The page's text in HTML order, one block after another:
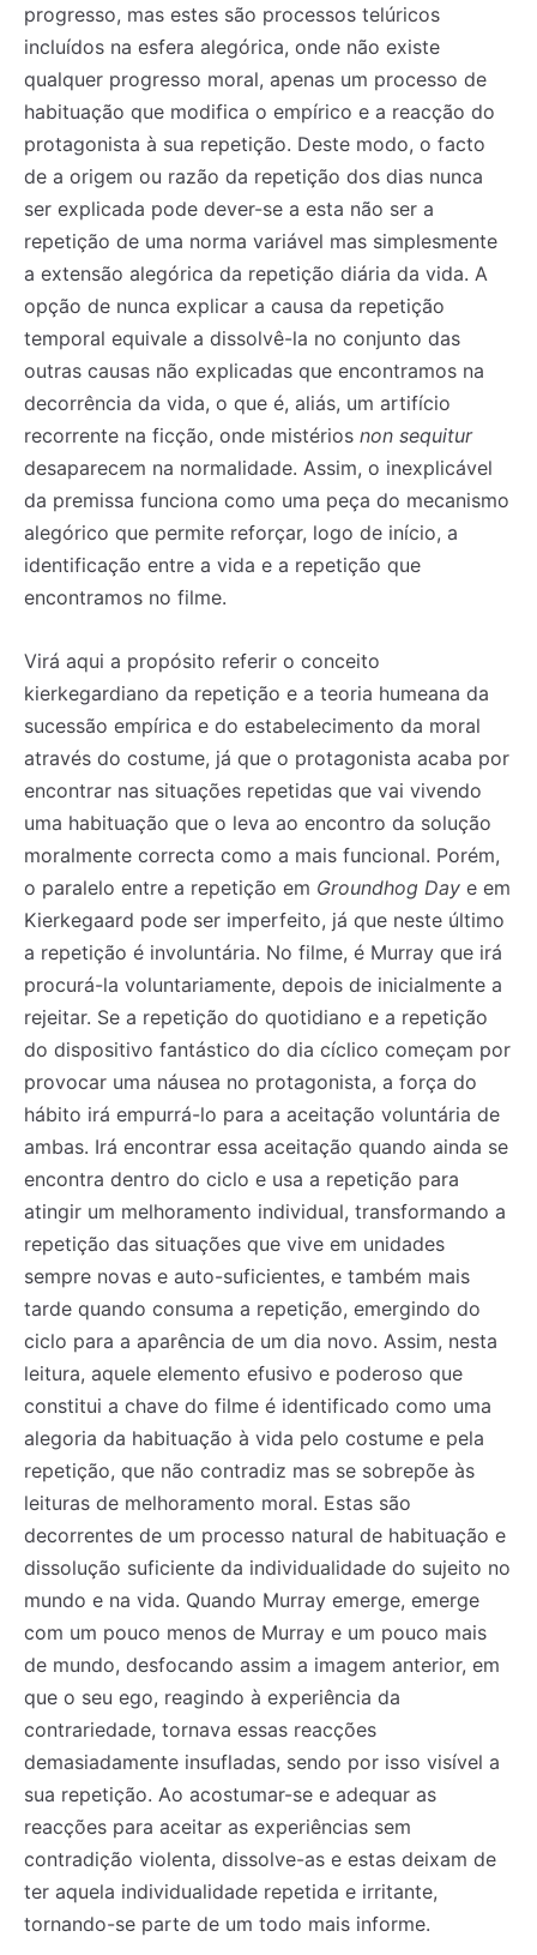
Registe-se na nossa lista de correio e receba mensalmente
no seu email os artigos do mês transacto, ilustrações e
novidades.
Insira o seu endereço de email e clique para
subscrever:
Registe-se na nossa lista de correio e receba mensalmente
no seu email os artigos do mês transacto, ilustrações e
novidades.
Insira o seu endereço de email e clique para
subscrever:
progresso, mas estes são processos telúricos
incluídos na esfera alegórica, onde não existe
qualquer progresso moral, apenas um processo de
habituação que modifica o empírico e a reacção do
protagonista à sua repetição. Deste modo, o facto
de a origem ou razão da repetição dos dias nunca
ser explicada pode dever-se a esta não ser a
repetição de uma norma variável mas simplesmente
a extensão alegórica da repetição diária da vida. A
opção de nunca explicar a causa da repetição
temporal equivale a dissolvê-la no conjunto das
outras causas não explicadas que encontramos na
decorrência da vida, o que é, aliás, um artifício
recorrente na ficção, onde mistérios non sequitur
desaparecem na normalidade. Assim, o inexplicável
da premissa funciona como uma peça do mecanismo
alegórico que permite reforçar, logo de início, a
identificação entre a vida e a repetição que
encontramos no filme.
Virá aqui a propósito referir o conceito
kierkegardiano da repetição e a teoria humeana da
sucessão empírica e do estabelecimento da moral
através do costume, já que o protagonista acaba por
encontrar nas situações repetidas que vai vivendo
uma habituação que o leva ao encontro da solução
moralmente correcta como a mais funcional. Porém,
o paralelo entre a repetição em Groundhog Day e em
Kierkegaard pode ser imperfeito, já que neste último
a repetição é involuntária. No filme, é Murray que irá
procurá-la voluntariamente, depois de inicialmente a
rejeitar. Se a repetição do quotidiano e a repetição
do dispositivo fantástico do dia cíclico começam por
provocar uma náusea no protagonista, a força do
hábito irá empurrá-lo para a aceitação voluntária de
ambas. Irá encontrar essa aceitação quando ainda se
encontra dentro do ciclo e usa a repetição para
atingir um melhoramento individual, transformando a
repetição das situações que vive em unidades
sempre novas e auto-suficientes, e também mais
tarde quando consuma a repetição, emergindo do
ciclo para a aparência de um dia novo. Assim, nesta
leitura, aquele elemento efusivo e poderoso que
constitui a chave do filme é identificado como uma
alegoria da habituação à vida pelo costume e pela
repetição, que não contradiz mas se sobrepõe às
leituras de melhoramento moral. Estas são
decorrentes de um processo natural de habituação e
dissolução suficiente da individualidade do sujeito no
mundo e na vida. Quando Murray emerge, emerge
com um pouco menos de Murray e um pouco mais
de mundo, desfocando assim a imagem anterior, em
que o seu ego, reagindo à experiência da
contrariedade, tornava essas reacções
demasiadamente insufladas, sendo por isso visível a
sua repetição. Ao acostumar-se e adequar as
reacções para aceitar as experiências sem
contradição violenta, dissolve-as e estas deixam de
ter aquela individualidade repetida e irritante,
tornando-se parte de um todo mais informe.